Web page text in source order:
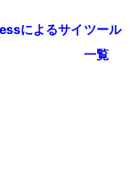
によるサイ ツール
一覧